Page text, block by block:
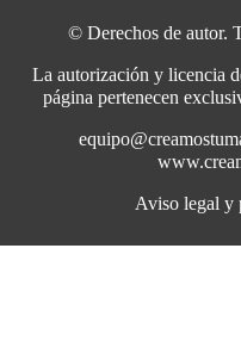
© Derechos de autor.
La autorización y licencia
página pertenecen
Aviso legal y